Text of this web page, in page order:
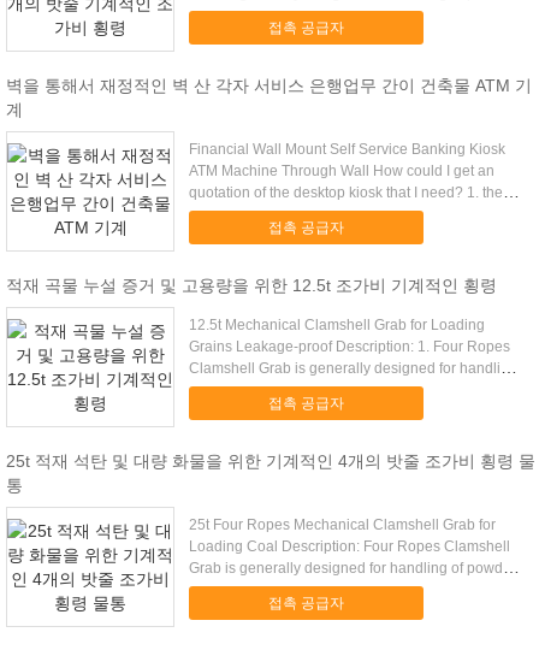
and ...
접촉 공급자
벽을 통해서 재정적인 벽 산 각자 서비스 은행업무 간이 건축물 ATM 기
계
Financial Wall Mount Self Service Banking Kiosk
ATM Machine Through Wall How could I get an
quotation of the desktop kiosk that I need? 1. the
main ...
접촉 공급자
적재 곡물 누설 증거 및 고용량을 위한 12.5t 조가비 기계적인 횡령
12.5t Mechanical Clamshell Grab for Loading
Grains Leakage-proof Description: 1. Four Ropes
Clamshell Grab is generally designed for handling
of ...
접촉 공급자
25t 적재 석탄 및 대량 화물을 위한 기계적인 4개의 밧줄 조가비 횡령 물
통
25t Four Ropes Mechanical Clamshell Grab for
Loading Coal Description: Four Ropes Clamshell
Grab is generally designed for handling of powder
and fine ...
접촉 공급자